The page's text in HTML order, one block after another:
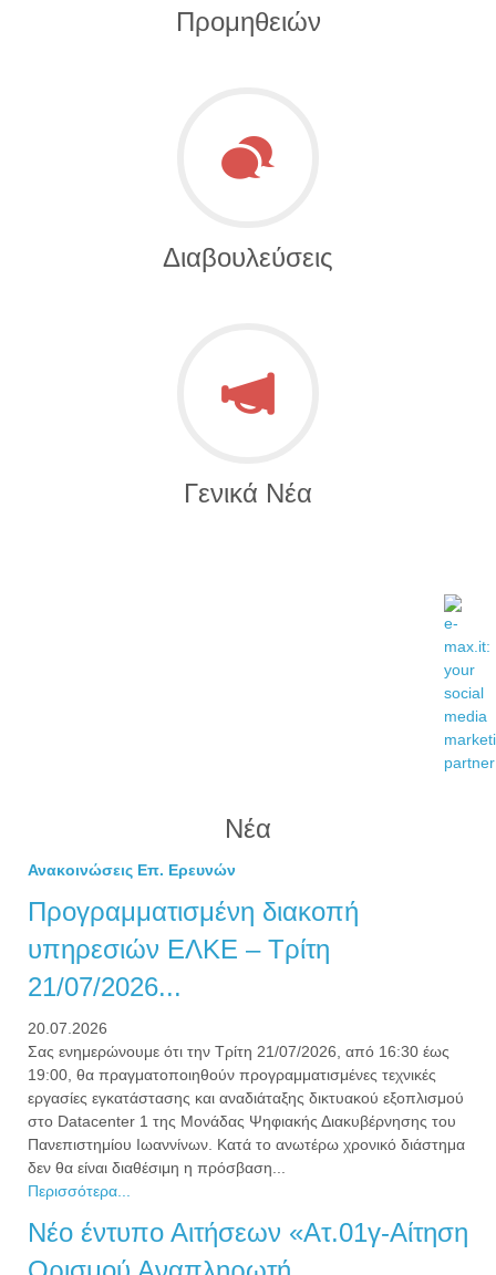
Προμηθειών
Διαβουλεύσεις
Γενικά Νέα
Νέα
Ανακοινώσεις Επ. Ερευνών
Προγραμματισμένη διακοπή
υπηρεσιών ΕΛΚΕ – Τρίτη
21/07/2026...
20.07.2026
Σας ενημερώνουμε ότι την Τρίτη 21/07/2026, από 16:30 έως
19:00, θα πραγματοποιηθούν προγραμματισμένες τεχνικές
εργασίες εγκατάστασης και αναδιάταξης δικτυακού εξοπλισμού
στο Datacenter 1 της Μονάδας Ψηφιακής Διακυβέρνησης του
Πανεπιστημίου Ιωαννίνων. Κατά το ανωτέρω χρονικό διάστημα
δεν θα είναι διαθέσιμη η πρόσβαση...
Περισσότερα...
Νέο έντυπο Αιτήσεων «Ατ.01γ-Αίτηση